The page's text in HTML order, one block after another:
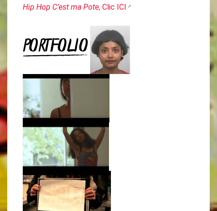
Hip Hop C’est ma Pote, Clic ICI
PORTFOLIO